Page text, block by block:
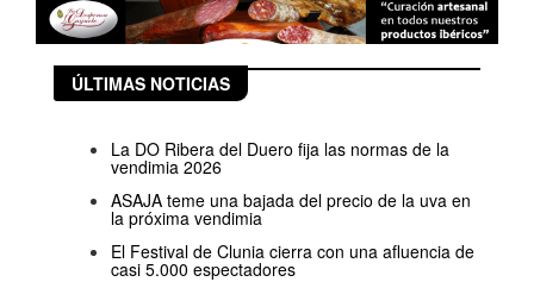
ÚLTIMAS NOTICIAS
La DO Ribera del Duero fija las normas de la
vendimia 2026
ASAJA teme una bajada del precio de la uva en
la próxima vendimia
El Festival de Clunia cierra con una afluencia de
casi 5.000 espectadores